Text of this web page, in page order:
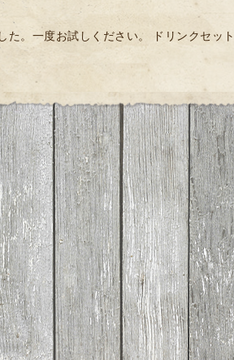
た。一度お試しください。 ドリンクセッ